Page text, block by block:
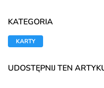
KATEGORIA
KARTY
UDOSTĘPNIJ TEN